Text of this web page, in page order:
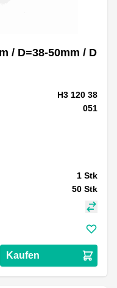
/ D=38-50mm / D
H3 120 38
051
1 Stk
50 Stk
Kaufen